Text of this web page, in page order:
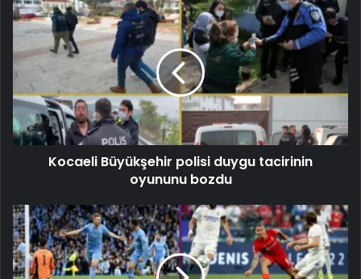
Kocaeli Büyükşehir polisi duygu tacirinin
oyununu bozdu